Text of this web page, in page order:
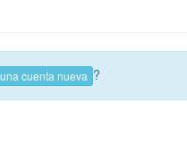
cuenta nueva ?